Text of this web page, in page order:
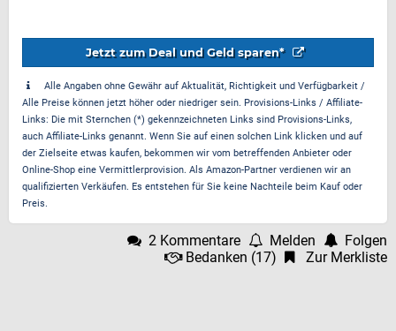
Jetzt zum Deal und Geld sparen*
Alle Angaben ohne Gewähr auf Aktualität, Richtigkeit und Verfügbarkeit /
Alle Preise können jetzt höher oder niedriger sein. Provisions-Links / Affiliate-
Links: Die mit Sternchen (*) gekennzeichneten Links sind Provisions-Links,
auch Affiliate-Links genannt. Wenn Sie auf einen solchen Link klicken und auf
der Zielseite etwas kaufen, bekommen wir vom betreffenden Anbieter oder
Online-Shop eine Vermittlerprovision. Als Amazon-Partner verdienen wir an
qualifizierten Verkäufen. Es entstehen für Sie keine Nachteile beim Kauf oder
Preis.
2 Kommentare Melden
Folgen
Bedanken (17) Zur Merkliste